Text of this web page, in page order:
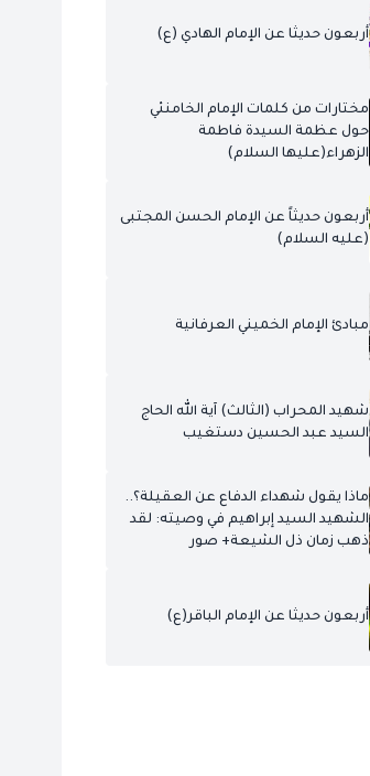
أربعون حديثا عن الإمام الهادي (ع)
مختارات من كلمات الإمام الخامنئي
حول عظمة السيدة فاطمة
الزهراء(عليها السلام)
أربعون حديثاً عن الإمام الحسن المجتبى
(عليه السلام)
مبادئ الإمام الخميني العرفانية
شهيد المحراب (الثالث) آية الله الحاج
السيد عبد الحسين دستغيب
ماذا يقول شهداء الدفاع عن العقيلة؟..
الشهيد السيد إبراهيم في وصيته: لقد
ذهب زمان ذل الشيعة+ صور
أربعون حديثا عن الإمام الباقر(ع)